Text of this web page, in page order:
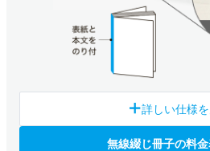
無線綴じは、糸や針金を使わず、本
じたもので、ページ数が多い場合は
詳しい仕様
無線綴じ冊子の料